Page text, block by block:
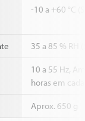
-10 a +60 °C
35 a 85 % RH
10 a 55 Hz,
horas em
Aprox. 650 g